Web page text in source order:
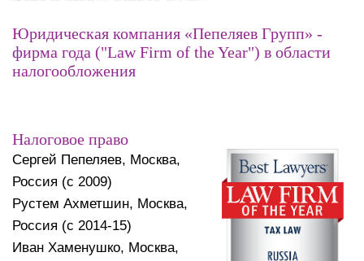
Юридическая компания «Пепеляев Групп» -
фирма года ("Law Firm of the Year") в области
налогообложения
Налоговое право
Сергей Пепеляев, Москва,
Россия (с 2009)
Рустем Ахметшин, Москва,
Россия (с 2014-15)
Иван Хаменушко, Москва,